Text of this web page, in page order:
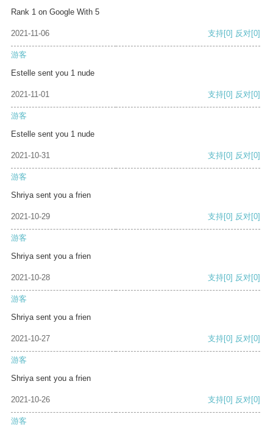
Rank 1 on Google With 5
2021-11-06 支持[0] 反对[0]
游客
Estelle sent you 1 nude
2021-11-01 支持[0] 反对[0]
游客
Estelle sent you 1 nude
2021-10-31 支持[0] 反对[0]
游客
Shriya sent you a frien
2021-10-29 支持[0] 反对[0]
游客
Shriya sent you a frien
2021-10-28 支持[0] 反对[0]
游客
Shriya sent you a frien
2021-10-27 支持[0] 反对[0]
游客
Shriya sent you a frien
2021-10-26 支持[0] 反对[0]
游客